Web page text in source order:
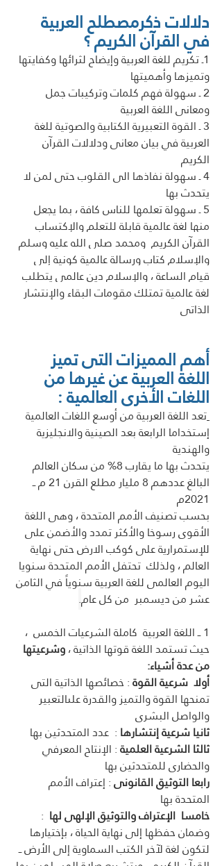
دلالات ذكرمصطلح العربية
في القرآن الكريم ؟
1ـ تكريم للغة العربية وإيضاح لثرائها وكفايتها
وتميزها وأهميتها
2 ـ سهولة فهم كلمات وتركيبات جمل
ومعانى اللغة العربية
3 ـ القوة التعبيرية الكتابية والصوتية للغة
العربية في بيان معانى ودلالات القرآن
الكريم
4 ـ سهولة نفاذها الى القلوب حتى لمن لا
يتحدث بها
5 ـ سهولة تعلمها للناس كافة ، بما يجعل
منها لغة عالمية قابلة للتعلم والإكتساب
القرآن الكريم  ومحمد صلى الله عليه وسلم
والإسلام كتاب ورسالة عالمية كونية إلى
قيام الساعة ، والإسلام دين عالمى يتطلب
لغة عالمية تمتلك مقومات البقاء والإنتشار
الذاتى
أهم المميزات التى تميز
اللغة العربية عن غيرها من
اللغات الأخرى العالمية :
تعد اللغة العربية من أوسع اللغات العالمية
إستخداما الرابعة بعد الصينية والانجليزية
والهندية
يتحدث بها ما يقارب 8% من سكان العالم
البالغ عددهم 8 مليار مطلع القرن 21 م ــ
2021م
بحسب تصنيف الأمم المتحدة ، وهى اللغة
الأقوى رسوخا والأكثر تمدد والأضمن على
للإستمرارية على كوكب الارض حتى نهاية
العالم ، ولذلك  تحتفل الأمم المتحدة سنويا
اليوم العالمى للغة العربية سنوياً في الثامن
عشر من ديسمبر  من كل عام.
1 ــ اللغة العربية  كاملة الشرعيات الخمس  ،
حيث تستمد اللغة قوتها الذاتية ، وشرعيتها
من عدة أشياء:
أولا شرعية القوة : خصائصها الذاتية التى
تمنحها القوة والتميز والقدرة علىالتعبير
والواصل البشرى
ثانيا شرعية إنتشارها :  عدد المتحدثين بها
ثالثا الشرعية العلمية : الإنتاح المعرفي
والحضارى للمتحدثين بها
رابعا التوثيق القانونى : إعتراف الأمم
المتحدة بها
خامسا  الإعتراف والتوثيق الإلهى لها
  :
وضمان حفظها إلى نهاية الحياة ، بإختيارها
لتكون لغة لآخر الكتب السماوية إلى الأرض ــ